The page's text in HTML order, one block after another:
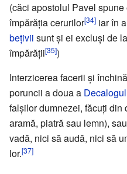
(căci apostolul Pavel
împărăţia cerurilor[34] iar în
beţivii sunt şi ei excluşi de
împărăţii[35])
Interzicerea facerii şi
poruncii a doua a
falşilor dumnezei, făcuţi din
aramă, piatră sau lemn),
vadă, nici să audă, nici să
lor.[37]